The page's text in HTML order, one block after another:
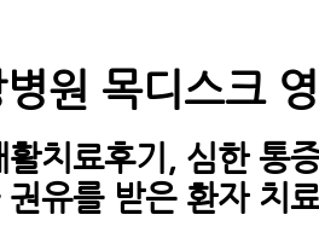
원 목디스크
치료후기, 심한 통
권유를 받은 환자 치